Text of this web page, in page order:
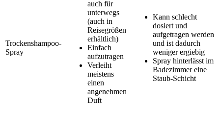
Trockenshampoo-
Spray
auch für
unterwegs
(auch in
Reisegrößen
erhältlich)
Einfach
aufzutragen
Verleiht
meistens
einen
angenehmen
Duft
Kann schlecht
dosiert und
aufgetragen werden
und ist dadurch
weniger ergiebig
Spray hinterlässt im
Badezimmer eine
Staub-Schicht